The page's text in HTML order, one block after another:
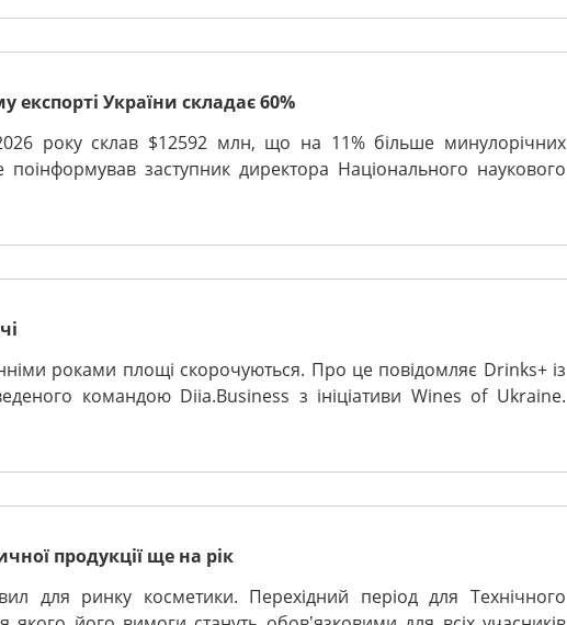
експорті України складає 60%
року склав $12592 млн, що на 11% більше минулорічних
заступник директора Національного наукового
роками площі скорочуються. Про це повідомляє Drinks+ із
командою Diia.Business з ініціативи Wines of Ukraine.
продукції ще на рік
для ринку косметики. Перехідний період для Технічного